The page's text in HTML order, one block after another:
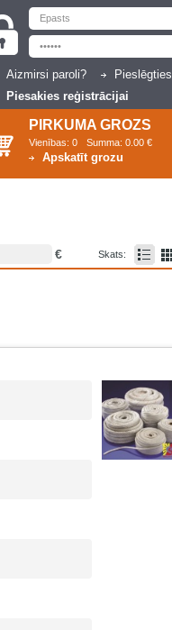
Aizmirsi paroli?
Pieslēgties
Piesakies reģistrācijai
PIRKUMA GROZS
Vienības: 0 Summa: 0.00 €
Apskatīt grozu
Skats:
€